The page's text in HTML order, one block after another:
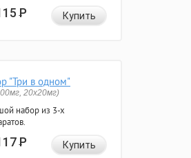
Р Купить
"Три в одном"
20x20мг)
набор из 3-х
Р Купить